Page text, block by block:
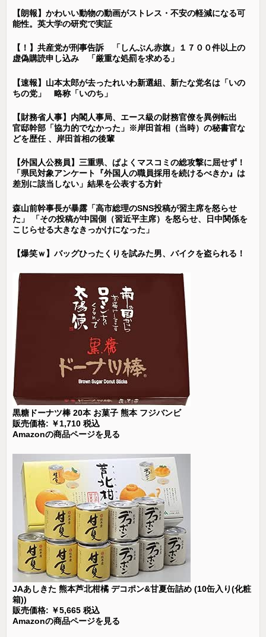
【朗報】かわいい動物の動画がストレス・不安の軽減になる可
能性。英大学の研究で実証
【！】共産党が刑事告訴 「しんぶん赤旗」１７００件以上の
虚偽購読申し込み 「厳重な処罰を求める」
【速報】山本太郎が去ったれいわ新選組、新たな党名は「いの
ちの党」 略称「いのち」
【財務省人事】内閣人事局、エース級の財務官僚を異例転出
官邸幹部「協力的でなかった」※岸田首相（当時）の秘書官な
どを歴任 、岸田首相の後輩
【外国人公務員】三重県、ぱよくマスコミの総攻撃に屈せず！
「県民対象アンケート『外国人の職員採用を続けるべきか』は
差別に該当しない」結果を公表する方針
森山前幹事長が暴露「高市総理のSNS投稿が習主席を怒らせ
た」 「その投稿が中国側（習近平主席）を怒らせ、日中関係を
こじらせる大きなきっかけになった」
【爆笑ｗ】バッグひったくりを試みた男、バイクを盗られる！
黒糖ドーナツ棒 20本 お菓子 熊本 フジバンビ
販売価格: ￥1,710 税込
Amazonの商品ページを見る
JAあしきた 熊本芦北柑橘 デコポン&甘夏缶詰め (10缶入り(化粧
箱))
販売価格: ￥5,665 税込
Amazonの商品ページを見る